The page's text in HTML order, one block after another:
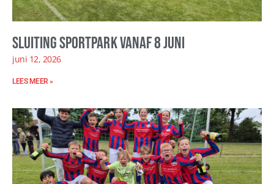
Sluiting sportpark vanaf 8 juni
juni 12, 2026
LEES MEER »